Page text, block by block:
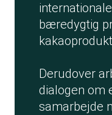
bæredygtig
Derudover
dialogen om
samarbejde